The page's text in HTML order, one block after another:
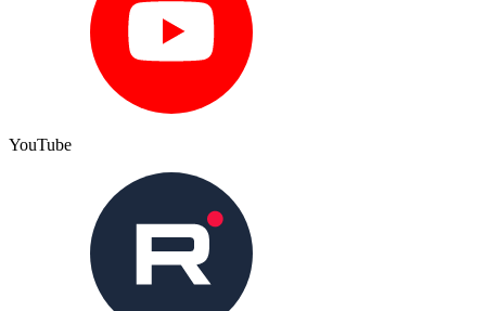
YouTube